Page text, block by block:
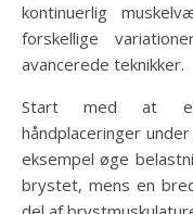
kontinuerlig
forskellige
avancerede teknikker.
Start med at
håndplaceringer
eksempel øge
brystet, mens en